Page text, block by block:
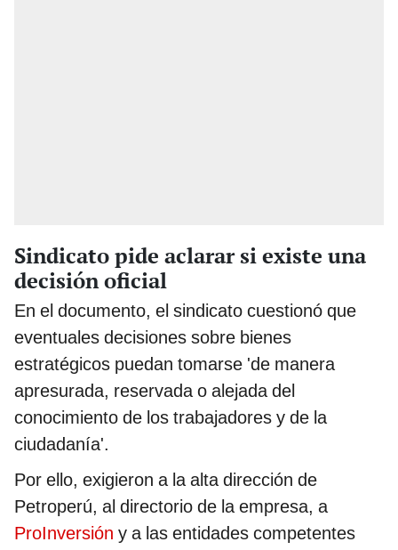
Sindicato pide aclarar si existe una
decisión oficial
En el documento, el sindicato cuestionó que
eventuales decisiones sobre bienes
estratégicos puedan tomarse 'de manera
apresurada, reservada o alejada del
conocimiento de los trabajadores y de la
ciudadanía'.
Por ello, exigieron a la alta dirección de
Petroperú, al directorio de la empresa, a
ProInversión y a las entidades competentes